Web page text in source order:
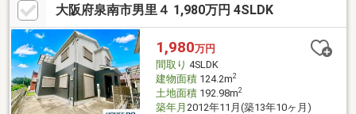
答えします！泉南市・阪南市のおうち探しはお任せください！
【お問い合わせについて】「見学予約する」「資料請求する」か
らのお問い合わせは24時間受付中！ネットに掲載していない物件
もご紹介できます！「お電話」「資料請求する」からお気軽にお
問い合わせください！
大阪府泉南市男里４ 1,980万円 4SLDK
1,980万円
間取り 4SLDK
建物面積124.2m2
土地面積192.98m2
築年月 2012年11月(築13年10ヶ月)